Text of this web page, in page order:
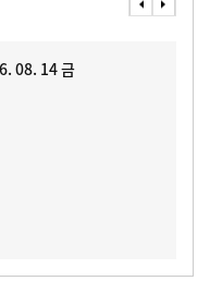
08. 14 금